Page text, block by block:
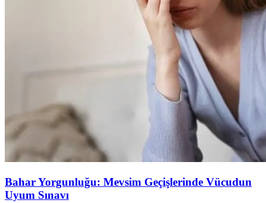
Bahar Yorgunluğu: Mevsim Geçişlerinde Vücudun
Uyum Sınavı